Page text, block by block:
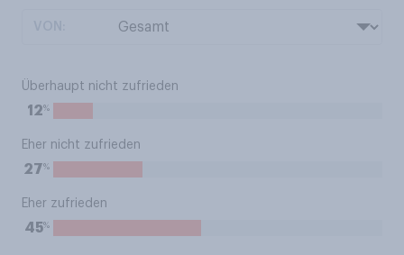
Überhaupt nicht zufrieden
12%
Eher nicht zufrieden
27%
Eher zufrieden
45%